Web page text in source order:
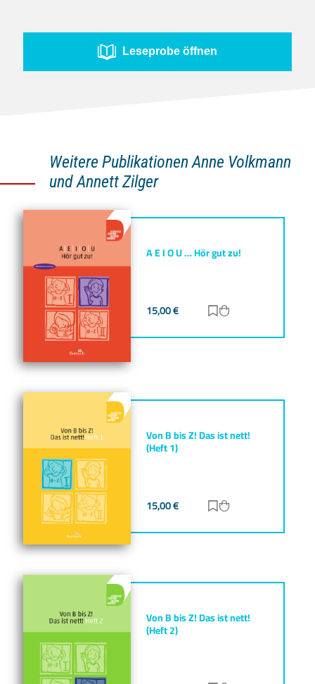
Leseprobe öffnen
Weitere Publikationen Anne Volkmann
und Annett Zilger
A E I O U … Hör gut zu!
15,00€ Zur Merkliste
Von B bis Z! Das ist nett!
(Heft 1)
15,00€ Zur Merkliste
Von B bis Z! Das ist nett!
(Heft 2)